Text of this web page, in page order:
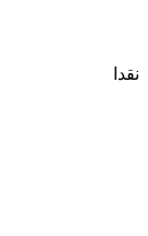
نقدا